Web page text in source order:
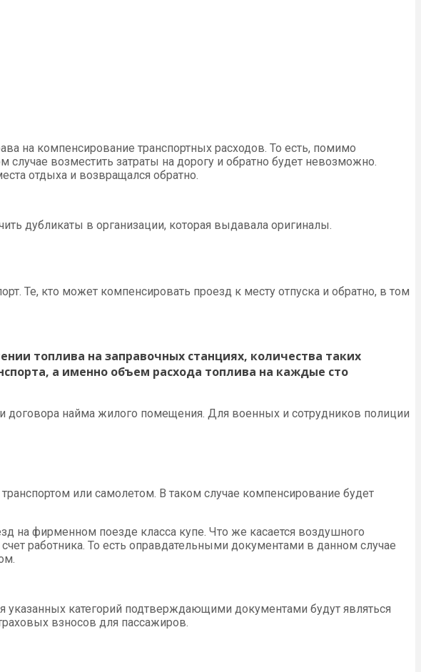
на компенсирование транспортных расходов. То есть, помимо
возместить затраты на дорогу и обратно будет невозможно.
отдыха и возвращался обратно.
дубликаты в организации, которая выдавала оригиналы.
Те, кто может компенсировать проезд к месту отпуска и обратно, в том
топлива на заправочных станциях, количества таких
а именно объем расхода топлива на каждые сто
договора найма жилого помещения. Для военных и сотрудников полиции
или самолетом. В таком случае компенсирование будет
на фирменном поезде класса купе. Что же касается воздушного
работника. То есть оправдательными документами в данном случае
категорий подтверждающими документами будут являться
взносов для пассажиров.